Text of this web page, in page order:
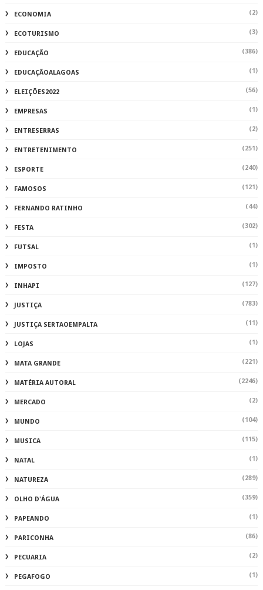
ECONOMIA (2)
ECOTURISMO (3)
EDUCAÇÃO (386)
EDUCAÇÃOALAGOAS (1)
ELEIÇÕES2022 (56)
EMPRESAS (1)
ENTRESERRAS (2)
ENTRETENIMENTO (251)
ESPORTE (240)
FAMOSOS (121)
FERNANDO RATINHO (44)
FESTA (302)
FUTSAL (1)
IMPOSTO (1)
INHAPI (127)
JUSTIÇA (783)
JUSTIÇA SERTAOEMPALTA (11)
LOJAS (1)
MATA GRANDE (221)
MATÉRIA AUTORAL (2246)
MERCADO (2)
MUNDO (104)
MUSICA (115)
NATAL (1)
NATUREZA (289)
OLHO D'ÁGUA (359)
PAPEANDO (1)
PARICONHA (86)
PECUARIA (2)
PEGAFOGO (1)